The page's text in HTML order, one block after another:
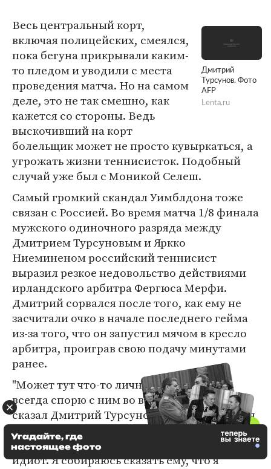
Дмитрий
Турсунов. Фото
AFP
Lenta.ru
Весь центральный корт,
включая полицейских, смеялся,
пока бегуна прикрывали каким-
то пледом и уводили с места
проведения матча. Но на самом
деле, это не так смешно, как
кажется со стороны. Ведь
выскочивший на корт
болельщик может не просто кувыркаться, а
угрожать жизни теннисисток. Подобный
случай уже был с Моникой Селеш.
Самый громкий скандал Уимблдона тоже
связан с Россией. Во время матча 1/8 финала
мужского одиночного разряда между
Дмитрием Турсуновым и Яркко
Ниеминеном российский теннисист
выразил резкое недовольство действиями
ирландского арбитра Фергюса Мерфи.
Дмитрий сорвался после того, как ему не
засчитали очко в начале последнего гейма
из-за того, что он запустил мячом в кресло
арбитра, проиграв свою подачу минутами
ранее.
"Может тут что-то личное, потому что я
всегда спорю с ним во время матчей, -
сказал Дмитрий Турсунов после поражения
со счетом 7:5, 6:4, 6:7, 6:7, 9:7. - Я думаю, что
он ужасен. Если человек идиот - то он
идиот. Я собираюсь сказать ему, что я
Угадайте, где
настоящее фото